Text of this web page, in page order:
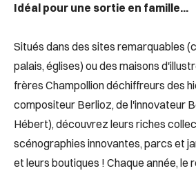
Idéal pour une sortie en famille...
Situés dans des sites remarquables
palais, églises) ou des maisons
frères Champollion déchiffreurs des
compositeur Berlioz, de l'innovateur
Hébert), découvrez leurs riches
scénographies innovantes, parcs et
et leurs boutiques ! Chaque année, le